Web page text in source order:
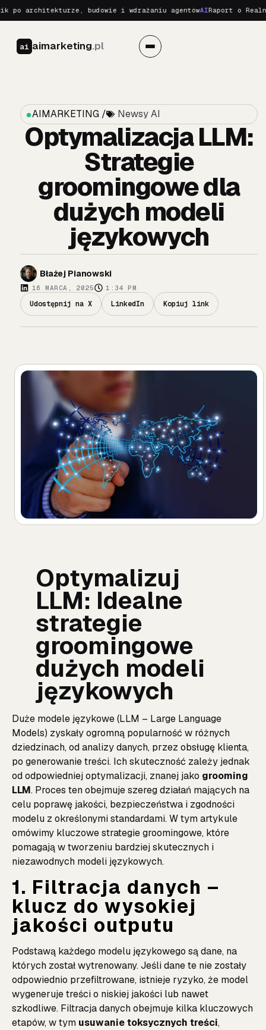
budowie i wdrażaniu agentówAIRaport o Realnych
ai aimarketing.pl
AIMARKETING / Newsy AI
Optymalizacja LLM:
Strategie
groomingowe dla
dużych modeli
językowych
Błażej Pianowski
16 MARCA, 2025 1:34 PM
Udostępnij na X LinkedIn Kopiuj link
Optymalizuj
LLM: Idealne
strategie
groomingowe
dużych modeli
językowych
Duże modele językowe (LLM – Large Language
Models) zyskały ogromną popularność w różnych
dziedzinach, od analizy danych, przez obsługę klienta,
po generowanie treści. Ich skuteczność zależy jednak
od odpowiedniej optymalizacji, znanej jako grooming
LLM. Proces ten obejmuje szereg działań mających na
celu poprawę jakości, bezpieczeństwa i zgodności
modelu z określonymi standardami. W tym artykule
omówimy kluczowe strategie groomingowe, które
pomagają w tworzeniu bardziej skutecznych i
niezawodnych modeli językowych.
1. Filtracja danych –
klucz do wysokiej
jakości outputu
Podstawą każdego modelu językowego są dane, na
których został wytrenowany. Jeśli dane te nie zostały
odpowiednio przefiltrowane, istnieje ryzyko, że model
wygeneruje treści o niskiej jakości lub nawet
szkodliwe. Filtracja danych obejmuje kilka kluczowych
etapów, w tym usuwanie toksycznych treści,